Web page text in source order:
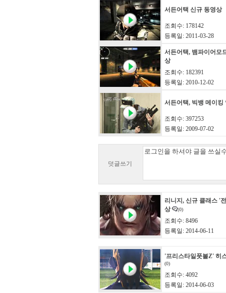
서든어택 신규 동영상
조회수: 178142
등록일: 2011-03-28
서든어택, 뱀파이어모
상
조회수: 182391
등록일: 2010-12-02
서든어택, 빅뱅 메이킹
조회수: 397253
등록일: 2009-07-02
덧글쓰기
리니지, 신규 클래스 '
상
(0)
조회수: 8496
등록일: 2014-06-11
'프리스타일풋볼Z' 히
(0)
조회수: 4092
등록일: 2014-06-03